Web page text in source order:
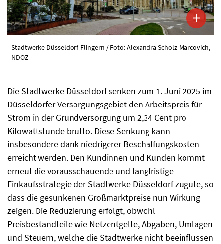
Stadtwerke Düsseldorf-Flingern / Foto: Alexandra Scholz-Marcovich,
NDOZ
Die Stadtwerke Düsseldorf senken zum 1. Juni 2025 im
Düsseldorfer Versorgungsgebiet den Arbeitspreis für
Strom in der Grundversorgung um 2,34 Cent pro
Kilowattstunde brutto. Diese Senkung kann
insbesondere dank niedrigerer Beschaffungskosten
erreicht werden. Den Kundinnen und Kunden kommt
erneut die vorausschauende und langfristige
Einkaufsstrategie der Stadtwerke Düsseldorf zugute, so
dass die gesunkenen Großmarktpreise nun Wirkung
zeigen. Die Reduzierung erfolgt, obwohl
Preisbestandteile wie Netzentgelte, Abgaben, Umlagen
und Steuern, welche die Stadtwerke nicht beeinflussen